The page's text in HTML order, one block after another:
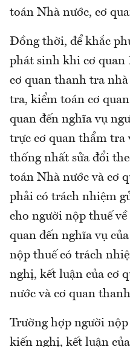
toán Nhà nước, cơ
Đồng thời, để khắc
phát sinh khi cơ quan
cơ quan thanh tra
tra, kiểm toán cơ
quan đến nghĩa vụ
trực cơ quan thẩm tra
thống nhất sửa đổi
toán Nhà nước và cơ
phải có trách nhiệm
cho người nộp thuế
quan đến nghĩa vụ
nộp thuế có trách
nghị, kết luận của cơ
nước và cơ quan
Trường hợp người
kiến nghị, kết luận